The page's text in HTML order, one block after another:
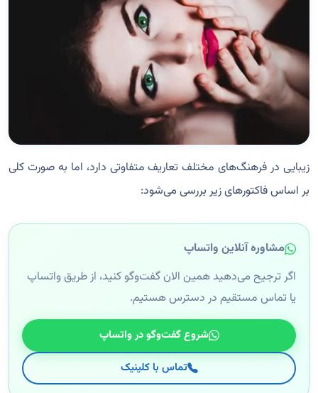
زیبایی در فرهنگ‌های مختلف تعاریف متفاوتی دارد، اما به صورت کلی
بر اساس فاکتورهای زیر بررسی می‌شود:
مشاوره آنلاین واتساپ
اگر ترجیح می‌دهید همین الان گفت‌وگو کنید، از طریق واتساپ
یا تماس مستقیم در دسترس هستیم.
شروع گفت‌وگو در واتساپ
تماس با کلینیک